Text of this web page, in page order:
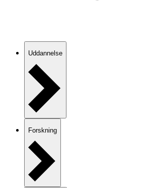
Uddannelse
Forskning